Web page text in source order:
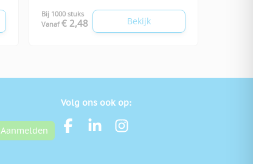
Bij 1000 stuks
Vanaf € 2,48 Bekijk
Aanmelden
Volg ons ook op: